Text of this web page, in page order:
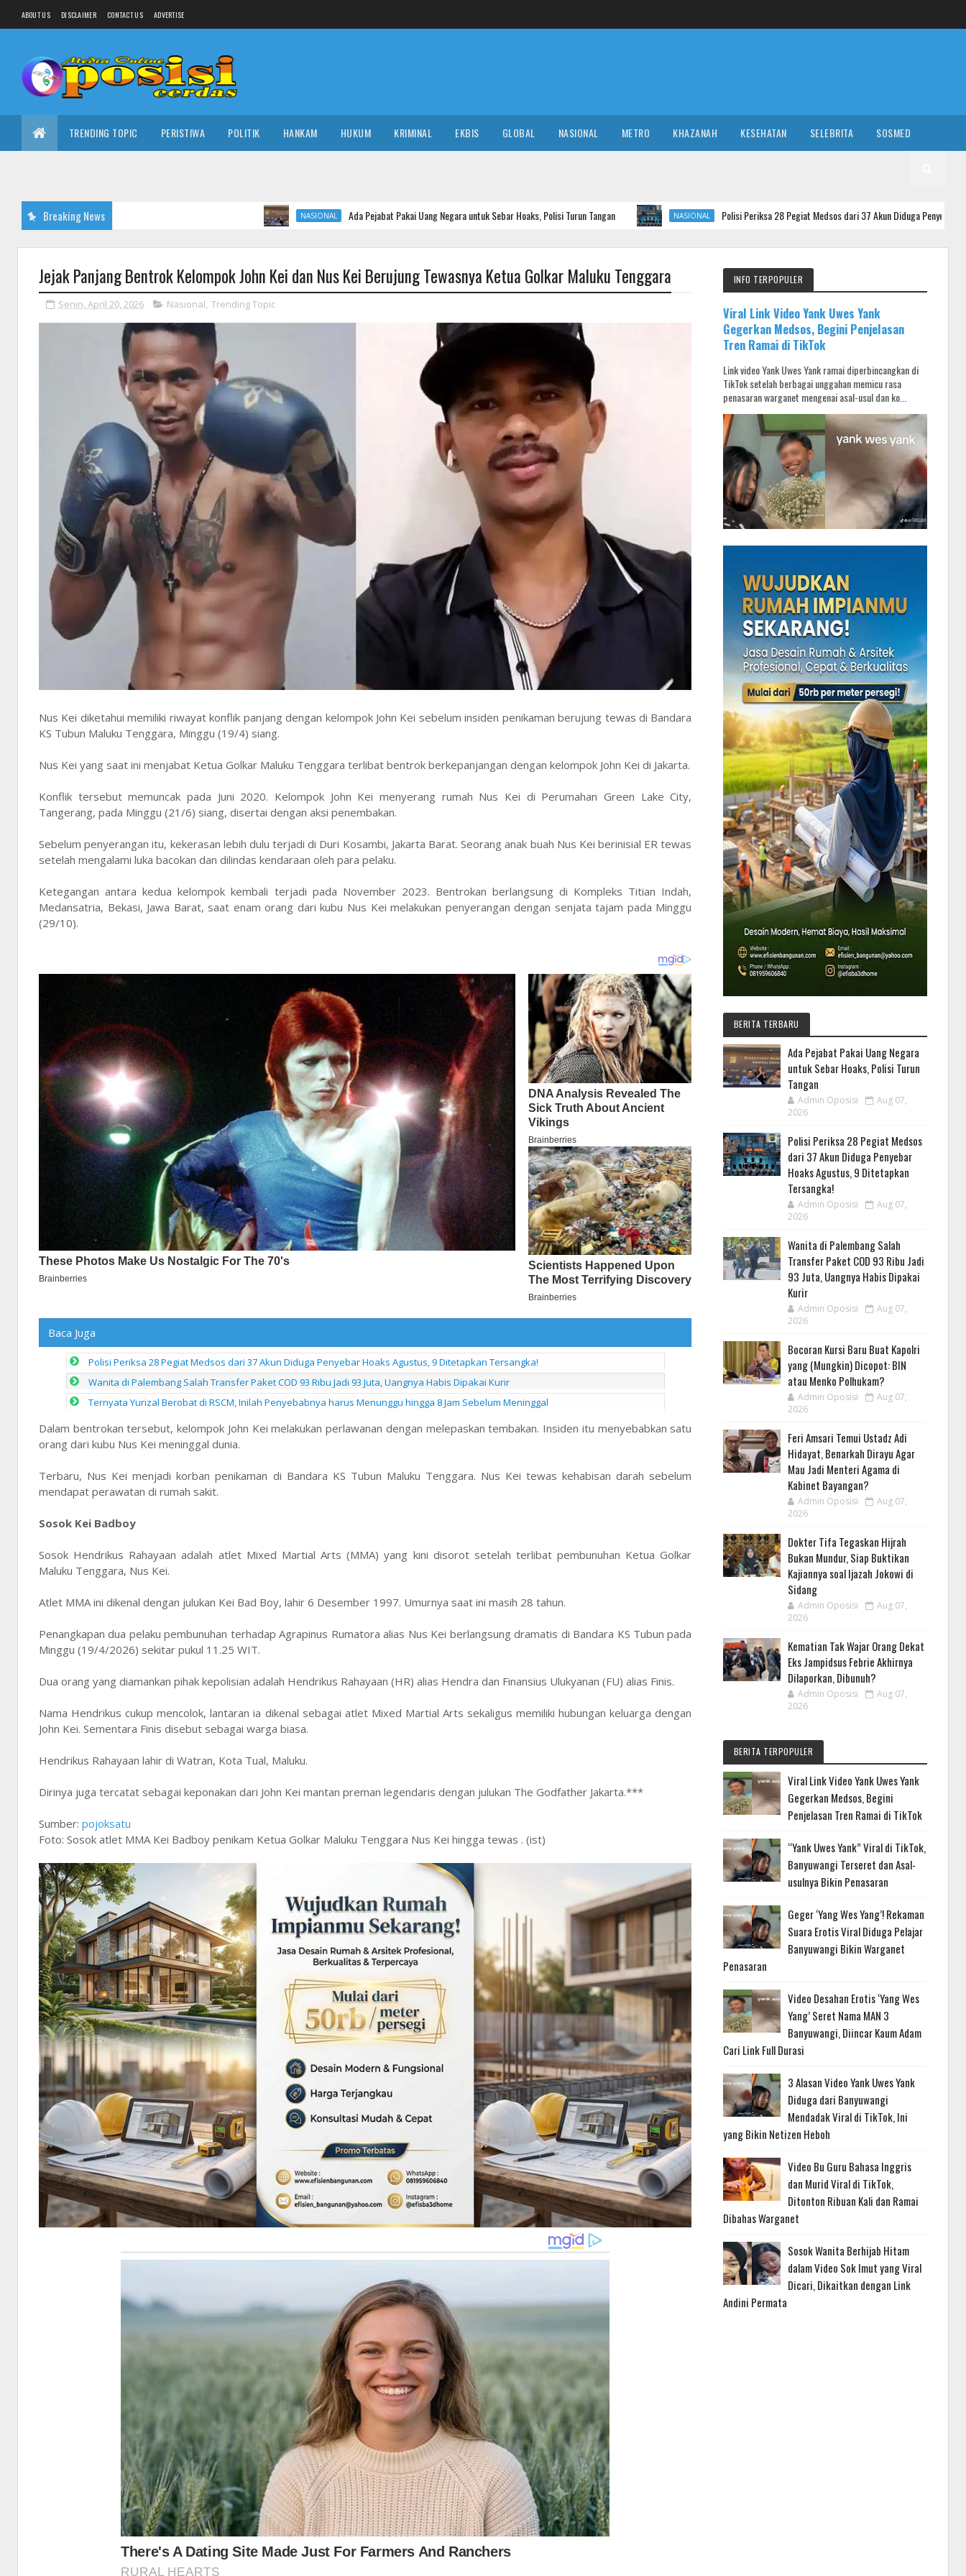
ABOUT US DISCLAIMER CONTACT US ADVERTISE
TRENDING TOPIC PERISTIWA POLITIK HANKAM HUKUM KRIMINAL EKBIS GLOBAL NASIONAL METRO KHAZANAH KESEHATAN SELEBRITA SOSMED
Breaking News NASIONAL Ada Pejabat Pakai Uang Negara untuk Sebar Hoaks, Polisi Turun Tangan NASIONAL Polisi Periksa 28 Pegiat Medsos dari 37 Akun Diduga Penyebar Hoaks Agustus, 9
Jejak Panjang Bentrok Kelompok John Kei dan Nus Kei Berujung Tewasnya Ketua Golkar Maluku Tenggara
Senin, April 20, 2026 Nasional, Trending Topic
Nus Kei diketahui memiliki riwayat konflik panjang dengan kelompok John Kei sebelum insiden penikaman berujung tewas di Bandara
KS Tubun Maluku Tenggara, Minggu (19/4) siang.
Nus Kei yang saat ini menjabat Ketua Golkar Maluku Tenggara terlibat bentrok berkepanjangan dengan kelompok John Kei di Jakarta.
Konflik tersebut memuncak pada Juni 2020. Kelompok John Kei menyerang rumah Nus Kei di Perumahan Green Lake City,
Tangerang, pada Minggu (21/6) siang, disertai dengan aksi penembakan.
Sebelum penyerangan itu, kekerasan lebih dulu terjadi di Duri Kosambi, Jakarta Barat. Seorang anak buah Nus Kei berinisial ER tewas
setelah mengalami luka bacokan dan dilindas kendaraan oleh para pelaku.
Ketegangan antara kedua kelompok kembali terjadi pada November 2023. Bentrokan berlangsung di Kompleks Titian Indah,
Medansatria, Bekasi, Jawa Barat, saat enam orang dari kubu Nus Kei melakukan penyerangan dengan senjata tajam pada Minggu
(29/10).
Baca Juga
Polisi Periksa 28 Pegiat Medsos dari 37 Akun Diduga Penyebar Hoaks Agustus, 9 Ditetapkan Tersangka!
Wanita di Palembang Salah Transfer Paket COD 93 Ribu Jadi 93 Juta, Uangnya Habis Dipakai Kurir
Ternyata Yurizal Berobat di RSCM, Inilah Penyebabnya harus Menunggu hingga 8 Jam Sebelum Meninggal
Dalam bentrokan tersebut, kelompok John Kei melakukan perlawanan dengan melepaskan tembakan. Insiden itu menyebabkan satu
orang dari kubu Nus Kei meninggal dunia.
Terbaru, Nus Kei menjadi korban penikaman di Bandara KS Tubun Maluku Tenggara. Nus Kei tewas kehabisan darah sebelum
mendapat perawatan di rumah sakit.
Sosok Kei Badboy
Sosok Hendrikus Rahayaan adalah atlet Mixed Martial Arts (MMA) yang kini disorot setelah terlibat pembunuhan Ketua Golkar
Maluku Tenggara, Nus Kei.
Atlet MMA ini dikenal dengan julukan Kei Bad Boy, lahir 6 Desember 1997. Umurnya saat ini masih 28 tahun.
Penangkapan dua pelaku pembunuhan terhadap Agrapinus Rumatora alias Nus Kei berlangsung dramatis di Bandara KS Tubun pada
Minggu (19/4/2026) sekitar pukul 11.25 WIT.
Dua orang yang diamankan pihak kepolisian adalah Hendrikus Rahayaan (HR) alias Hendra dan Finansius Ulukyanan (FU) alias Finis.
Nama Hendrikus cukup mencolok, lantaran ia dikenal sebagai atlet Mixed Martial Arts sekaligus memiliki hubungan keluarga dengan
John Kei. Sementara Finis disebut sebagai warga biasa.
Hendrikus Rahayaan lahir di Watran, Kota Tual, Maluku.
Dirinya juga tercatat sebagai keponakan dari John Kei mantan preman legendaris dengan julukan The Godfather Jakarta.***
Sumber: pojoksatu
Foto: Sosok atlet MMA Kei Badboy penikam Ketua Golkar Maluku Tenggara Nus Kei hingga tewas . (ist)
INFO TERPOPULER
Viral Link Video Yank Uwes Yank
Gegerkan Medsos, Begini Penjelasan
Tren Ramai di TikTok
Link video Yank Uwes Yank ramai diperbincangkan di
TikTok setelah berbagai unggahan memicu rasa
penasaran warganet mengenai asal-usul dan ko...
BERITA TERBARU
Ada Pejabat Pakai Uang Negara
untuk Sebar Hoaks, Polisi Turun
Tangan
Admin Oposisi
Aug 07,
2026
Polisi Periksa 28 Pegiat Medsos
dari 37 Akun Diduga Penyebar
Hoaks Agustus, 9 Ditetapkan
Tersangka!
Admin Oposisi
Aug 07,
2026
Wanita di Palembang Salah
Transfer Paket COD 93 Ribu Jadi
93 Juta, Uangnya Habis Dipakai
Kurir
Admin Oposisi
Aug 07,
2026
Bocoran Kursi Baru Buat Kapolri
yang (Mungkin) Dicopot: BIN
atau Menko Polhukam?
Admin Oposisi
Aug 07,
2026
Feri Amsari Temui Ustadz Adi
Hidayat, Benarkah Dirayu Agar
Mau Jadi Menteri Agama di
Kabinet Bayangan?
Admin Oposisi
Aug 07,
2026
Dokter Tifa Tegaskan Hijrah
Bukan Mundur, Siap Buktikan
Kajiannya soal Ijazah Jokowi di
Sidang
Admin Oposisi
Aug 07,
2026
Kematian Tak Wajar Orang Dekat
Eks Jampidsus Febrie Akhirnya
Dilaporkan, Dibunuh?
Admin Oposisi
Aug 07,
2026
BERITA TERPOPULER
Viral Link Video Yank Uwes Yank
Gegerkan Medsos, Begini
Penjelasan Tren Ramai di TikTok
“Yank Uwes Yank” Viral di TikTok,
Banyuwangi Terseret dan Asal-
usulnya Bikin Penasaran
Geger ‘Yang Wes Yang’! Rekaman
Suara Erotis Viral Diduga Pelajar
Banyuwangi Bikin Warganet
Penasaran
Video Desahan Erotis ‘Yang Wes
Yang’ Seret Nama MAN 3
Banyuwangi, Diincar Kaum Adam
Cari Link Full Durasi
3 Alasan Video Yank Uwes Yank
Diduga dari Banyuwangi
Mendadak Viral di TikTok, Ini
yang Bikin Netizen Heboh
Video Bu Guru Bahasa Inggris
dan Murid Viral di TikTok,
Ditonton Ribuan Kali dan Ramai
Dibahas Warganet
Sosok Wanita Berhijab Hitam
dalam Video Sok Imut yang Viral
Dicari, Dikaitkan dengan Link
Andini Permata